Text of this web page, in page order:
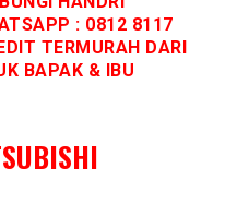
: 0812 8117
TERMURAH DARI
BAPAK & IBU